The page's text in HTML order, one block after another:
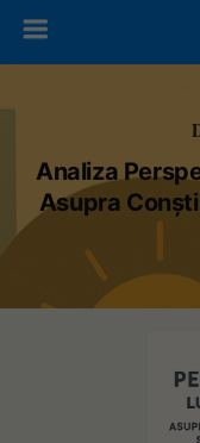
Analiza
Asupra